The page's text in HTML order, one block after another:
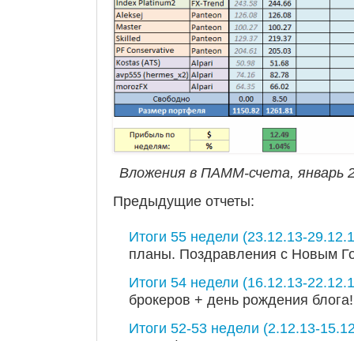
Вложения в ПАММ-счета, январь
Предыдущие отчеты:
Итоги 55 недели (23.12.13-
планы. Поздравления с Новым
Итоги 54 недели (16.12.13-
брокеров + день рождения блога!
Итоги 52-53 недели (2.12.13-